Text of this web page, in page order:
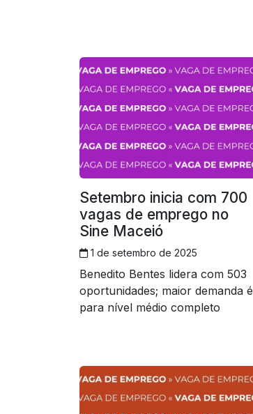
Setembro inicia com 700
vagas de emprego no
Sine Maceió
1 de setembro de 2025
Benedito Bentes lidera com 503
oportunidades; maior demanda é
para nível médio completo